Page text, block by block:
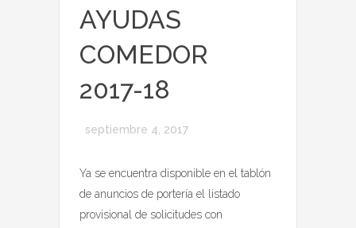
AYUDAS
COMEDOR
2017-18
septiembre 4, 2017
Ya se encuentra disponible en el tablón
de anuncios de portería el listado
provisional de solicitudes con